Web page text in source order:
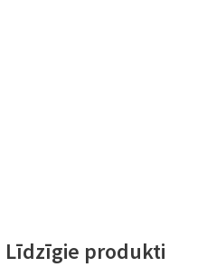
Līdzīgie produkti